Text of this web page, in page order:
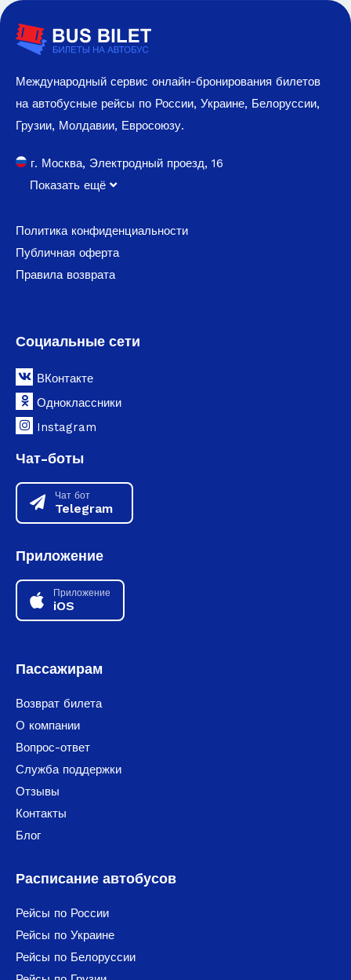
Международный сервис онлайн-бронирования билетов
на автобусные рейсы по России, Украине, Белоруссии,
Грузии, Молдавии, Евросоюзу.
г. Москва, Электродный проезд, 16
Показать ещё
Политика конфиденциальности
Публичная оферта
Правила возврата
Социальные сети
ВКонтакте
Одноклассники
Instagram
Чат-боты
Чат бот
Telegram
Приложение
Приложение
iOS
Пассажирам
Возврат билета
О компании
Вопрос-ответ
Служба поддержки
Отзывы
Контакты
Блог
Расписание автобусов
Рейсы по России
Рейсы по Украине
Рейсы по Белоруссии